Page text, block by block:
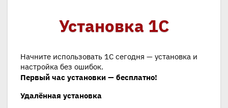
Установка 1С
Начните использовать 1С сегодня — установка и
настройка без ошибок.
Первый час установки — бесплатно!
Удалённая установка